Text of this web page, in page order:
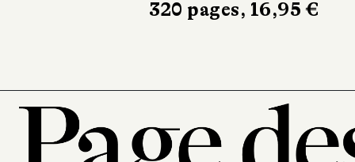
320 pages, 16,95 €